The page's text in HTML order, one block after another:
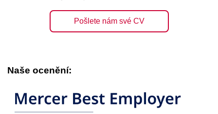
Pošlete nám své CV
Naše ocenění: